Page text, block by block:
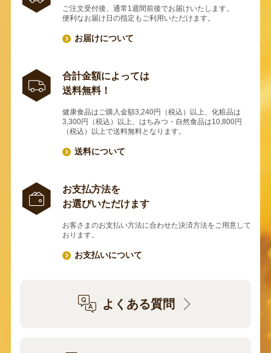
ご注文受付後、通常1週間前後でお届けいたします。
便利なお届け日の指定もご利用いただけます。
お届けについて
合計金額によっては
送料無料！
健康食品はご購入金額3,240円（税込）以上、化粧品は
3,300円（税込）以上、はちみつ・自然食品は10,800円
（税込）以上で送料無料となります。
送料について
お支払方法を
お選びいただけます
お客さまのお支払い方法に合わせた決済方法をご用意して
おります。
お支払いについて
よくある質問